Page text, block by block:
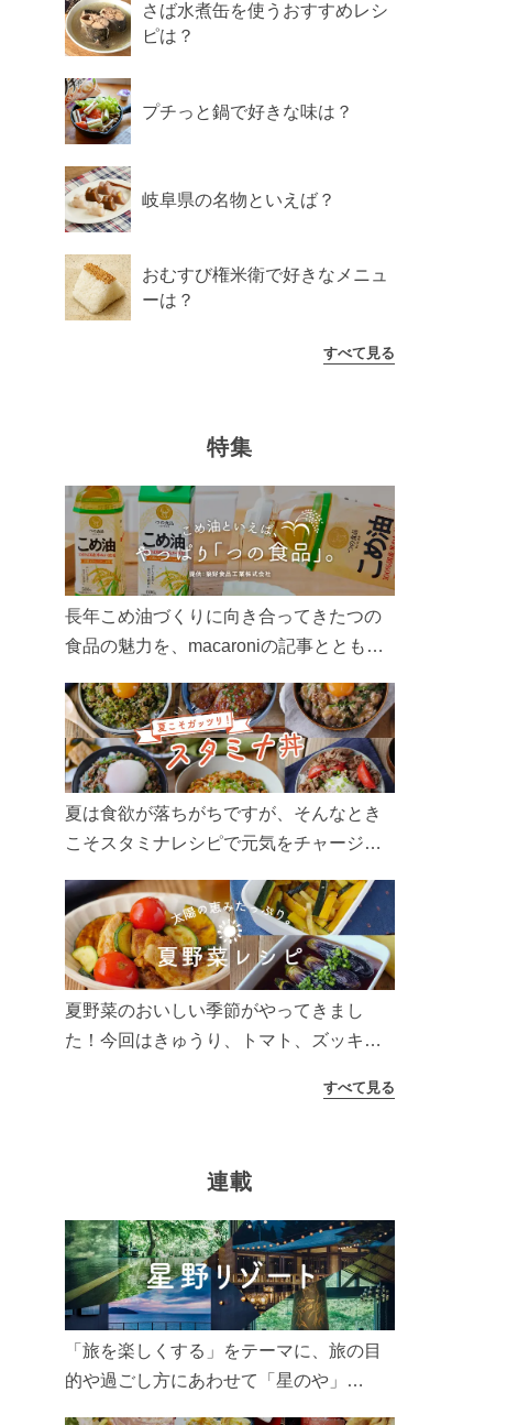
さば水煮缶を使うおすすめレシ
ピは？
プチっと鍋で好きな味は？
岐阜県の名物といえば？
おむすび権米衛で好きなメニュ
ーは？
すべて見る
特集
長年こめ油づくりに向き合ってきたつの
食品の魅力を、macaroniの記事とともに
ん、製造現場や品質へのこだわりまで。
こめ油をもっと好きになるコンテンツを
ぜひお楽しみください。
夏は食欲が落ちがちですが、そんなとき
こそスタミナレシピで元気をチャージ！
リ食べて、夏バテを吹き飛ばしましょ
う！
夏野菜のおいしい季節がやってきまし
た！今回はきゅうり、トマト、ズッキー
太陽の光をたっぷりあびた夏野菜は栄養
すべて見る
連載
「旅を楽しくする」をテーマに、旅の目
的や過ごし方にあわせて「星のや」